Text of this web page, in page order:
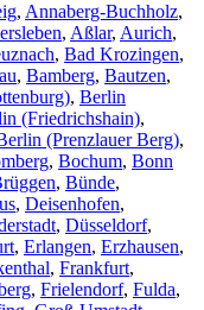
, Annaberg-Buchholz,
, Aßlar, Aurich,
, Bad Krozingen,
, Bamberg, Bautzen,
, Berlin
(Friedrichshain),
(Prenzlauer Berg),
, Bochum, Bonn
, Bünde,
, Deisenhofen,
, Düsseldorf,
, Erlangen, Erzhausen,
, Frankfurt,
, Frielendorf, Fulda,